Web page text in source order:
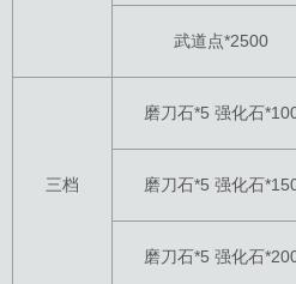
武道点*2500
三档
磨刀石*5 强化石
磨刀石*5 强化石
磨刀石*5 强化石